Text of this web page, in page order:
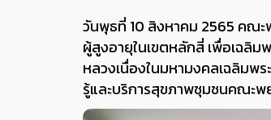
วันพุธที่ 10 สิงหาคม 2565 คณ
ผู้สูงอายุในเขตหลักสี่ เพื่อเฉลิม
หลวงเนื่องในมหามงคลเฉลิม
รู้และบริการสุขภาพชุมชนคณะ